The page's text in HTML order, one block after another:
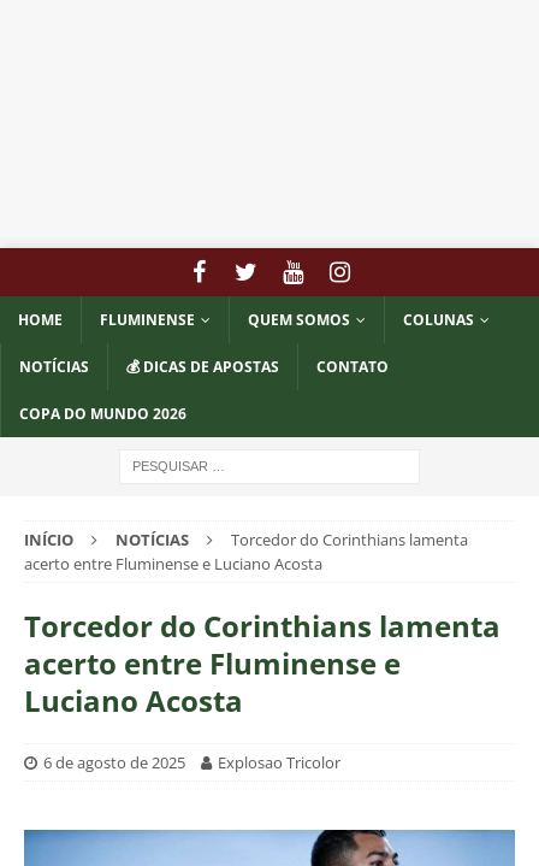
HOME FLUMINENSE QUEM SOMOS COLUNAS
NOTÍCIAS 💰 DICAS DE APOSTAS CONTATO
COPA DO MUNDO 2026
INÍCIO NOTÍCIAS
Torcedor do Corinthians lamenta
acerto entre Fluminense e Luciano Acosta
Torcedor do Corinthians lamenta
acerto entre Fluminense e
Luciano Acosta
6 de agosto de 2025 Explosao Tricolor